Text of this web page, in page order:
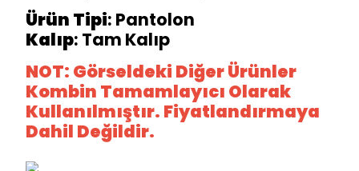
Ürün Tipi: Pantolon
Kalıp: Tam Kalıp
NOT: Görseldeki Diğer Ürünler
Kombin Tamamlayıcı Olarak
Kullanılmıştır. Fiyatlandırmaya
Dahil Değildir.